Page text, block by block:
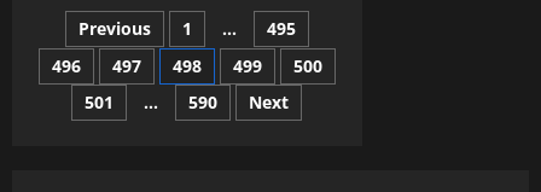
NA
SELU
I
TRAŽI
MUŠKARCA
BRAK
Brojevi
stranica
objava
Previous 1 …
495
496
497 498 499
500
501
… 590 Next